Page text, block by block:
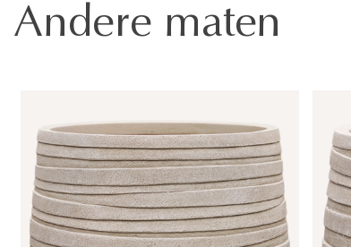
Andere maten